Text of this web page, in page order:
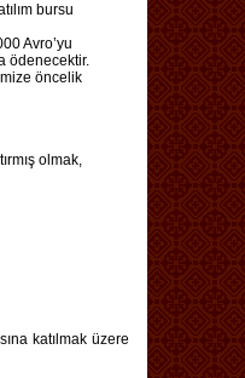
bursu
Avro’yu
ödenecektir.
öncelik
olmak,
katılmak üzere